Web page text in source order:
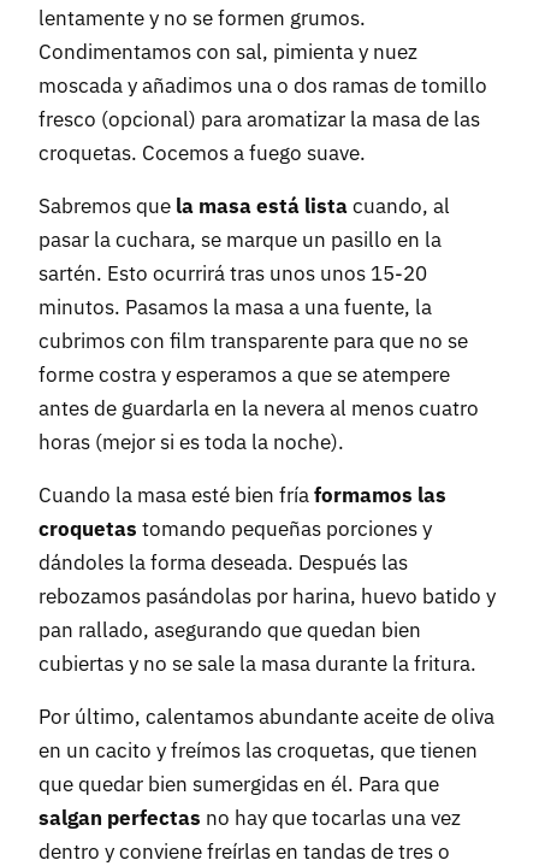
lentamente y no se formen grumos.
Condimentamos con sal, pimienta y nuez
moscada y añadimos una o dos ramas de tomillo
fresco (opcional) para aromatizar la masa de las
croquetas. Cocemos a fuego suave.
Sabremos que la masa está listacuando, al
pasar la cuchara, se marque un pasillo en la
sartén. Esto ocurrirá tras unos unos 15-20
minutos. Pasamos la masa a una fuente, la
cubrimos con film transparente para que no se
forme costra y esperamos a que se atempere
antes de guardarla en la nevera al menos cuatro
horas (mejor si es toda la noche).
Cuando la masa esté bien fríaformamos las
croquetas tomando pequeñas porciones y
dándoles la forma deseada. Después las
rebozamos pasándolas por harina, huevo batido y
pan rallado, asegurando que quedan bien
cubiertas y no se sale la masa durante la fritura.
Por último, calentamos abundante aceite de oliva
en un cacito y freímos las croquetas, que tienen
que quedar bien sumergidas en él. Para que
salgan perfectas no hay que tocarlas una vez
dentro y conviene freírlas en tandas de tres o